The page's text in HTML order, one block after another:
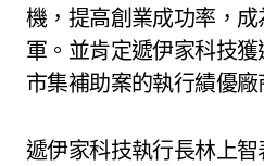
機，提高創業成功率，
軍。並肯定遞伊家科技
市集補助案的執行績優廠
遞伊家科技執行長林上